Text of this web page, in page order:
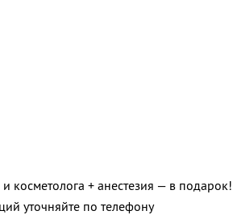
косметолога + анестезия — в подарок!
уточняйте по телефону